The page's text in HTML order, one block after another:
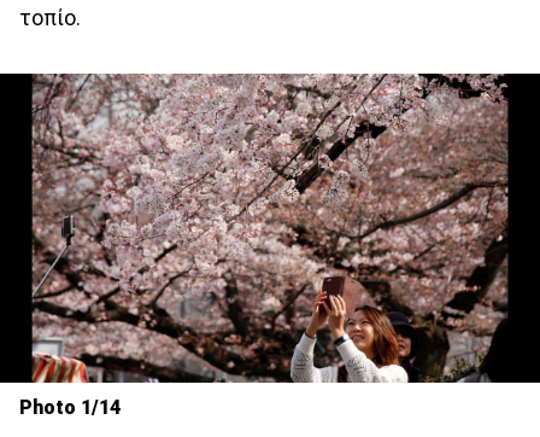
τοπίο.
Photo 1/14